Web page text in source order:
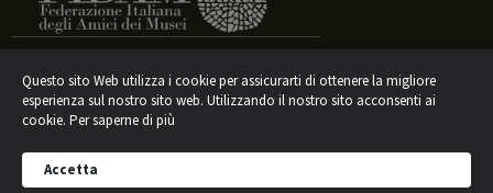
Questo sito Web utilizza i cookie per assicurarti di ottenere la migliore
esperienza sul nostro sito web. Utilizzando il nostro sito acconsenti ai
cookie. Per saperne di più
Accetta
Informativa sul trattamento dei dati
ASSOCIAZIONE AMICI DEL MUSEO POLDI PEZZOLI